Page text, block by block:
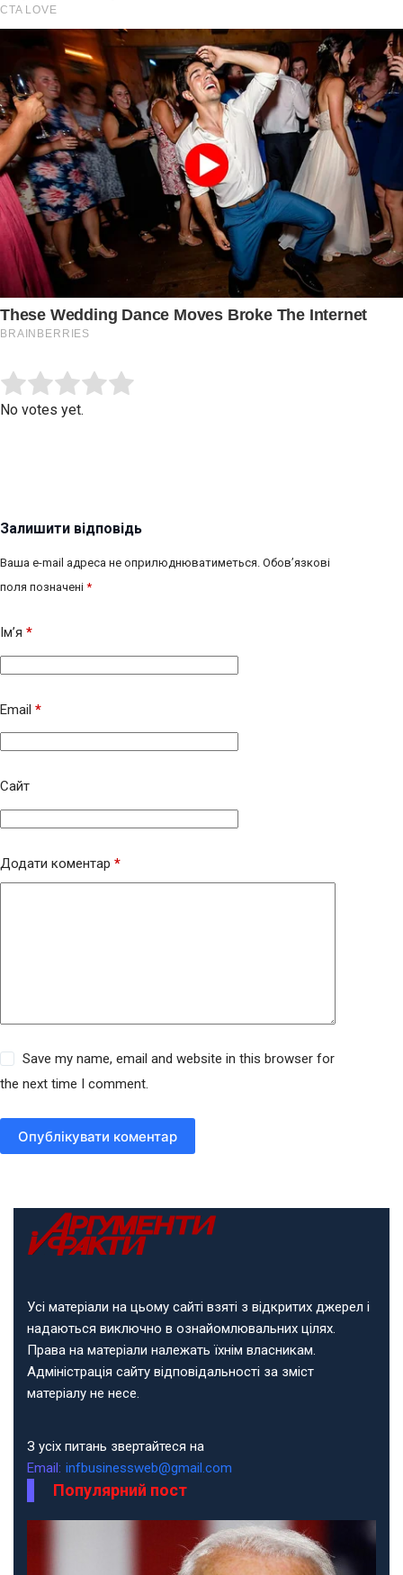
Rate this item:
No votes yet.
Залишити відповідь
Ваша e-mail адреса не оприлюднюватиметься. Обов’язкові
поля позначені *
Ім’я *
Email *
Сайт
Додати коментар *
Save my name, email and website in this browser for
the next time I comment.
Опублікувати коментар
Усі матеріали на цьому сайті взяті з відкритих джерел і
надаються виключно в ознайомлювальних цілях.
Права на матеріали належать їхнім власникам.
Адміністрація сайту відповідальності за зміст
матеріалу не несе.
З усіх питань звертайтеся на
Email: infbusinessweb@gmail.com
Популярний пост